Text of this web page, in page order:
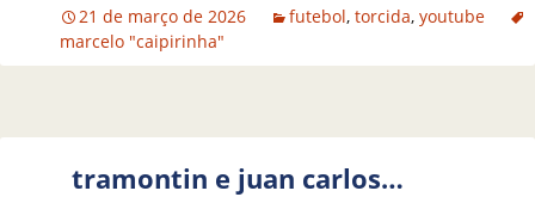
21 de março de 2026 futebol, torcida, youtube
marcelo "caipirinha"
tramontin e juan carlos…